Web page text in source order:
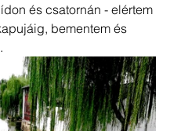
és csatornán - elértem
bementem és